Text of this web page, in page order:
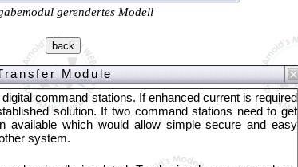
gerendertes Modell
Module
command stations. If enhanced current is required
solution. If two command stations need to get
available which would allow simple secure and easy
system.